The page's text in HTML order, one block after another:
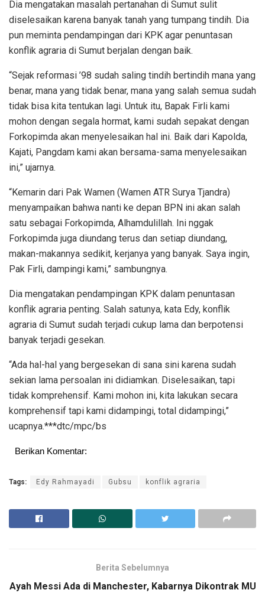
Dia mengatakan masalah pertanahan di Sumut sulit
diselesaikan karena banyak tanah yang tumpang tindih. Dia
pun meminta pendampingan dari KPK agar penuntasan
konflik agraria di Sumut berjalan dengan baik.
“Sejak reformasi ’98 sudah saling tindih bertindih mana yang
benar, mana yang tidak benar, mana yang salah semua sudah
tidak bisa kita tentukan lagi. Untuk itu, Bapak Firli kami
mohon dengan segala hormat, kami sudah sepakat dengan
Forkopimda akan menyelesaikan hal ini. Baik dari Kapolda,
Kajati, Pangdam kami akan bersama-sama menyelesaikan
ini,” ujarnya.
“Kemarin dari Pak Wamen (Wamen ATR Surya Tjandra)
menyampaikan bahwa nanti ke depan BPN ini akan salah
satu sebagai Forkopimda, Alhamdulillah. Ini nggak
Forkopimda juga diundang terus dan setiap diundang,
makan-makannya sedikit, kerjanya yang banyak. Saya ingin,
Pak Firli, dampingi kami,” sambungnya.
Dia mengatakan pendampingan KPK dalam penuntasan
konflik agraria penting. Salah satunya, kata Edy, konflik
agraria di Sumut sudah terjadi cukup lama dan berpotensi
banyak terjadi gesekan.
“Ada hal-hal yang bergesekan di sana sini karena sudah
sekian lama persoalan ini didiamkan. Diselesaikan, tapi
tidak komprehensif. Kami mohon ini, kita lakukan secara
komprehensif tapi kami didampingi, total didampingi,”
ucapnya.***dtc/mpc/bs
Berikan Komentar:
Tags: Edy Rahmayadi Gubsu konflik agraria
Berita Sebelumnya
Ayah Messi Ada di Manchester, Kabarnya Dikontrak MU